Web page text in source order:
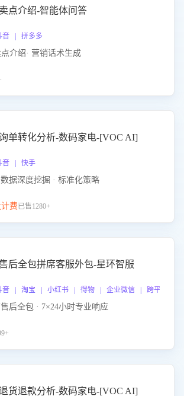
点介绍-智能体问答
| 拼多多
介绍· 营销话术生成
单转化分析-数码家电-[VOC AI]
| 快手
据深度挖掘 · 标准化策略
费已售1280+
后全包拼席客服外包-星环智服
| 淘宝 | 小红书 | 得物 | 企业微信 | 跨平台
后全包 · 7×24小时专业响应
货退款分析-数码家电-[VOC AI]